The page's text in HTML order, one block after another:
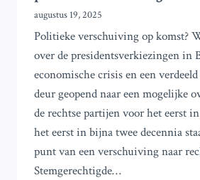
augustus 19, 2025
Politieke verschuiving op komst?
over de presidentsverkiezingen in
economische crisis en een
deur geopend naar een mogelijke
de rechtse partijen voor het eerst
het eerst in bijna twee decennia
punt van een verschuiving naar
Stemgerechtigde…